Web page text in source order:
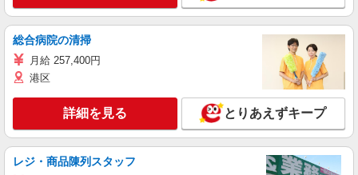
総合病院の清掃
月給 257,400円
港区
詳細を見る とりあえずキープ
レジ・商品陳列スタッフ